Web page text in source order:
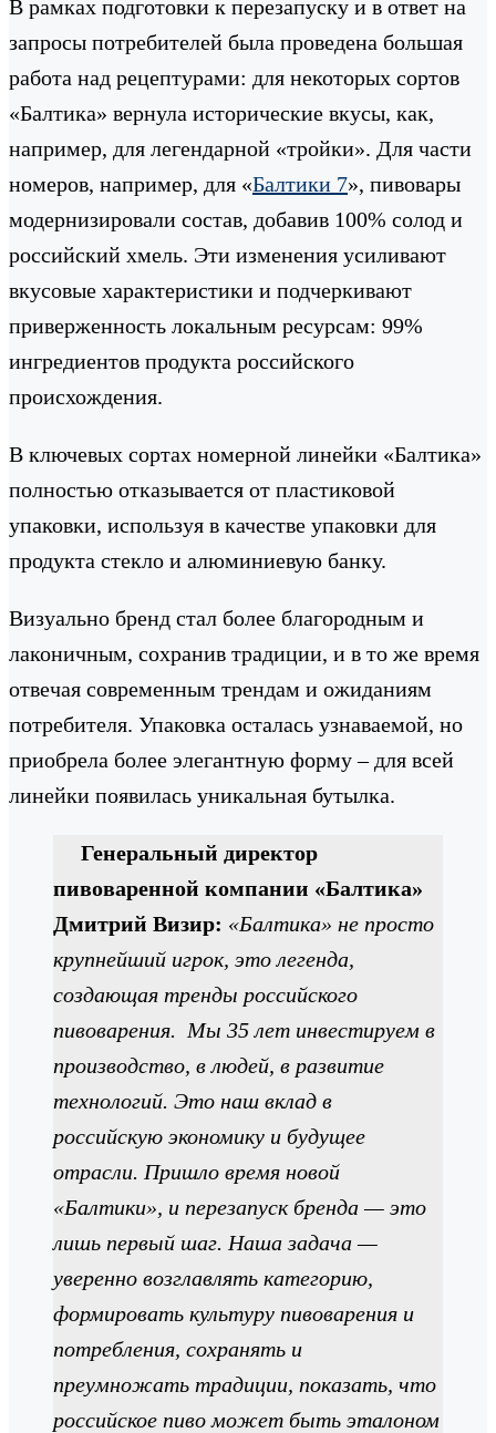
В рамках подготовки к перезапуску и в ответ на
запросы потребителей была проведена большая
работа над рецептурами: для некоторых сортов
«Балтика» вернула исторические вкусы, как,
например, для легендарной «тройки». Для части
номеров, например, для «Балтики 7», пивовары
модернизировали состав, добавив 100% солод и
российский хмель. Эти изменения усиливают
вкусовые характеристики и подчеркивают
приверженность локальным ресурсам: 99%
ингредиентов продукта российского
происхождения.
В ключевых сортах номерной линейки «Балтика»
полностью отказывается от пластиковой
упаковки, используя в качестве упаковки для
продукта стекло и алюминиевую банку.
Визуально бренд стал более благородным и
лаконичным, сохранив традиции, и в то же время
отвечая современным трендам и ожиданиям
потребителя. Упаковка осталась узнаваемой, но
приобрела более элегантную форму – для всей
линейки появилась уникальная бутылка.
Генеральный директор
пивоваренной компании «Балтика»
Дмитрий Визир: «Балтика» не просто
крупнейший игрок, это легенда,
создающая тренды российского
пивоварения. Мы 35 лет инвестируем в
производство, в людей, в развитие
технологий. Это наш вклад в
российскую экономику и будущее
отрасли. Пришло время новой
«Балтики», и перезапуск бренда — это
лишь первый шаг. Наша задача —
уверенно возглавлять категорию,
формировать культуру пивоварения и
потребления, сохранять и
преумножать традиции, показать, что
российское пиво может быть эталоном